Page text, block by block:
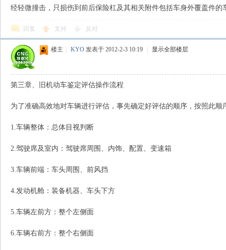
经轻微撞击，只损伤到前后保险杠及其相关附件包括车身外覆盖件的
回复 支持 反对
楼主 KYO 发表于 2012-2-3 10:19 显示全部楼层
第三章、旧机动车鉴定评估操作流程
为了准确高效地对车辆进行评估，事先确定好评估的顺序，按照此
1.车辆整体：总体目视判断
2.驾驶席及室内：驾驶席周围、内饰、配置、变速箱
3.车辆前端：车头周围、前风挡
4.发动机舱：装备机器、车头下方
5.车辆左前方：整个左侧面
6.车辆右前方：整个右侧面